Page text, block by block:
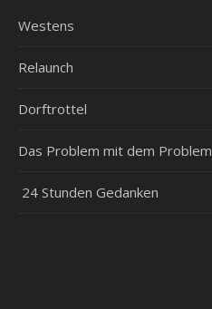
Westens
Relaunch
Dorftrottel
Das Problem mit dem Problem
24 Stunden Gedanken